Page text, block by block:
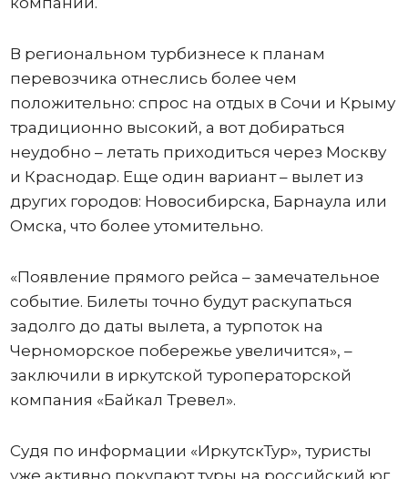
В региональном турбизнесе к планам
перевозчика отнеслись более чем
положительно: спрос на отдых в Сочи и Крыму
традиционно высокий, а вот добираться
неудобно – летать приходиться через Москву
и Краснодар. Еще один вариант – вылет из
других городов: Новосибирска, Барнаула или
Омска, что более утомительно.
«Появление прямого рейса – замечательное
событие. Билеты точно будут раскупаться
задолго до даты вылета, а турпоток на
Черноморское побережье увеличится», –
заключили в иркутской туроператорской
компания «Байкал Тревел».
Судя по информации «ИркутскТур», туристы
уже активно покупают туры на российский юг